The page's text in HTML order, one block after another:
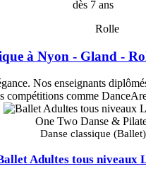
dès 7 ans
Rolle
à Nyon - Gland -
Nos enseignants
compétitions comme
One Two Danse &
Danse classique (Ballet)
Adultes tous niveaux